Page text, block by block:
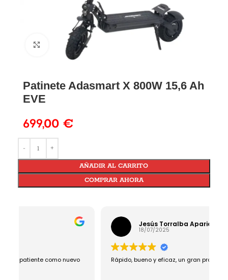
Patinete Adasmart X 800W 15,6 Ah
EVE
699,00 €
Jesús Torralba Aparicio
Rápido, bueno y eficaz, un gran profesional.
AÑADIR AL CARRITO
COMPRAR AHORA